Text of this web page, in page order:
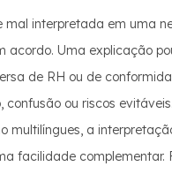
mal interpretada em uma
acordo. Uma explicação
de RH ou de
confusão ou riscos
multilíngues, a
facilidade complementar.